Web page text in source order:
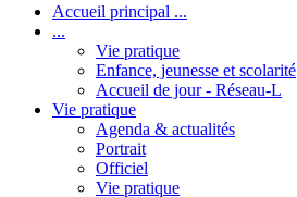
Accueil principal ...
...
Vie pratique
Enfance, jeunesse et scolarité
Accueil de jour - Réseau-L
Vie pratique
Agenda & actualités
Portrait
Officiel
Vie pratique